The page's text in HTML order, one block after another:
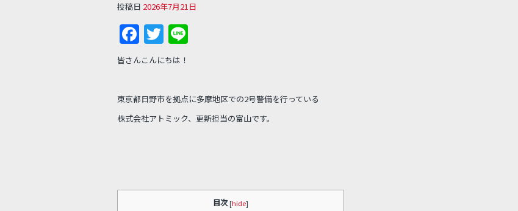
投稿日 2026年7月21日
F
a
c
e
b
o
T
w
itt
er
皆さんこんにちは！
東京都日野市を拠点に多摩地区での2号警備を行っている
株式会社アトミック、更新担当の富山です。
目次[hide]